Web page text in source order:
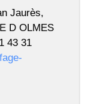
Jaurès,
D OLMES
43 31